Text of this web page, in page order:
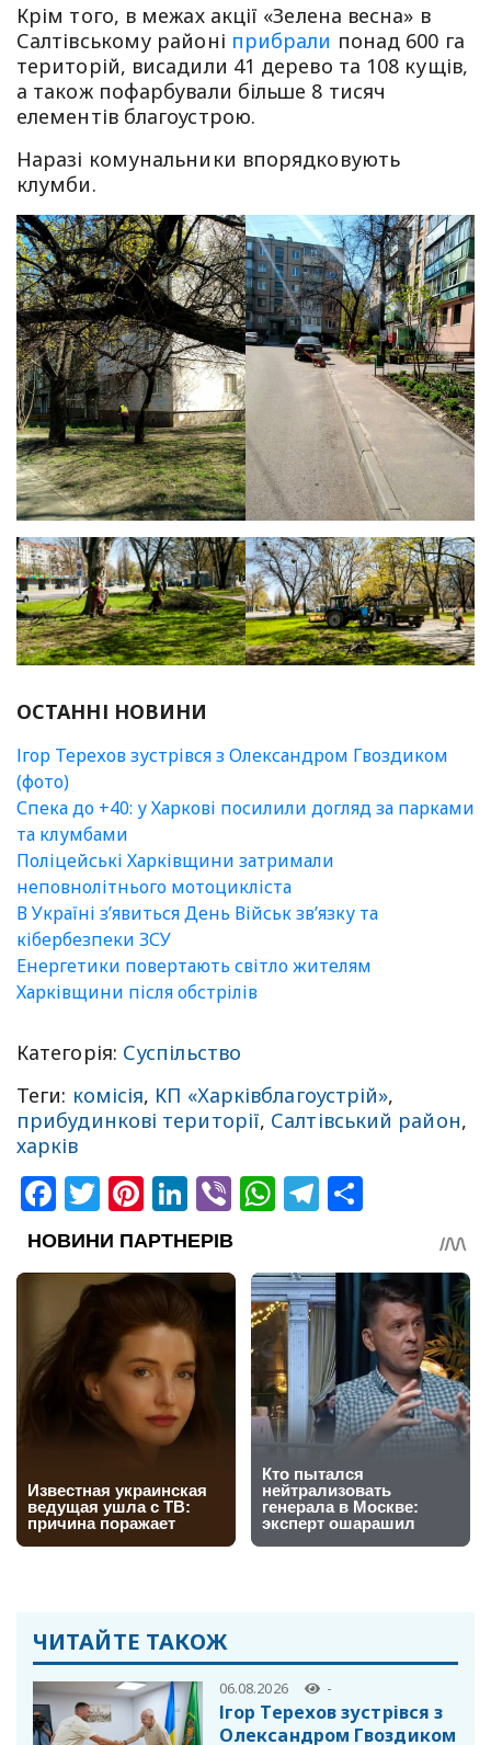
Крім того, в межах акції «Зелена весна» в
Салтівському районі прибрали понад 600 га
територій, висадили 41 дерево та 108 кущів,
а також пофарбували більше 8 тисяч
елементів благоустрою.
Наразі комунальники впорядковують
клумби.
ОСТАННІ НОВИНИ
Ігор Терехов зустрівся з Олександром Гвоздиком
(фото)
Спека до +40: у Харкові посилили догляд за парками
та клумбами
Поліцейські Харківщини затримали
неповнолітнього мотоцикліста
В Україні зʼявиться День Військ зв’язку та
кібербезпеки ЗСУ
Енергетики повертають світло жителям
Харківщини після обстрілів
Категорія: Суспільство
Теги: комісія, КП «‎Харківблагоустрій»‎,
прибудинкові території, Салтівський район,
харків
Facebook
Twitter
Pinterest
LinkedIn
ViberWhatsApp
Telegram
ЧИТАЙТЕ ТАКОЖ
06.08.2026 -
Ігор Терехов зустрівся з
Олександром Гвоздиком